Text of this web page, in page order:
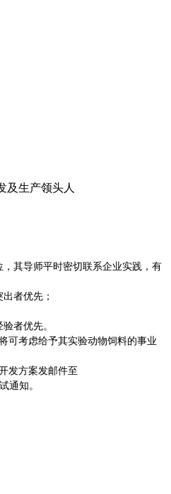
及生产领头人
其导师平时密切联系企业实践，有
者优先；
者优先。
可考虑给予其实验动物饲料的事业
发方案发邮件至
通知。